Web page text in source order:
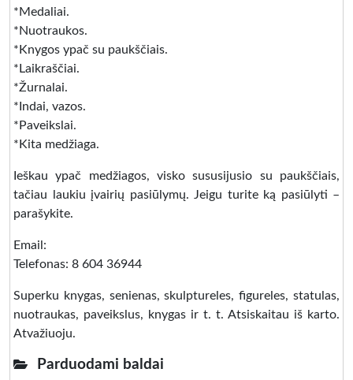
*Medaliai.
*Nuotraukos.
*Knygos ypač su paukščiais.
*Laikraščiai.
*Žurnalai.
*Indai, vazos.
*Paveikslai.
*Kita medžiaga.
Ieškau ypač medžiagos, visko sususijusio su paukščiais,
tačiau laukiu įvairių pasiūlymų. Jeigu turite ką pasiūlyti –
parašykite.
Email:
Telefonas: 8 604 36944
Superku knygas, senienas, skulptureles, figureles, statulas,
nuotraukas, paveikslus, knygas ir t. t. Atsiskaitau iš karto.
Atvažiuoju.
Parduodami baldai